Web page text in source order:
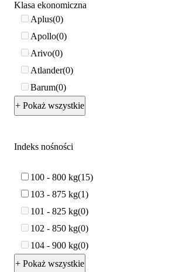
Klasa ekonomiczna
Aplus 0
Apollo 0
Arivo 0
Atlander 0
Barum 0
+ Pokaż wszystkie
Indeks nośności
100 - 800 kg 15
103 - 875 kg 1
101 - 825 kg 0
102 - 850 kg 0
104 - 900 kg 0
+ Pokaż wszystkie